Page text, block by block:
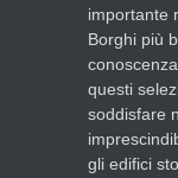
importante
Borghi più
questi
soddisfare
gli edifici